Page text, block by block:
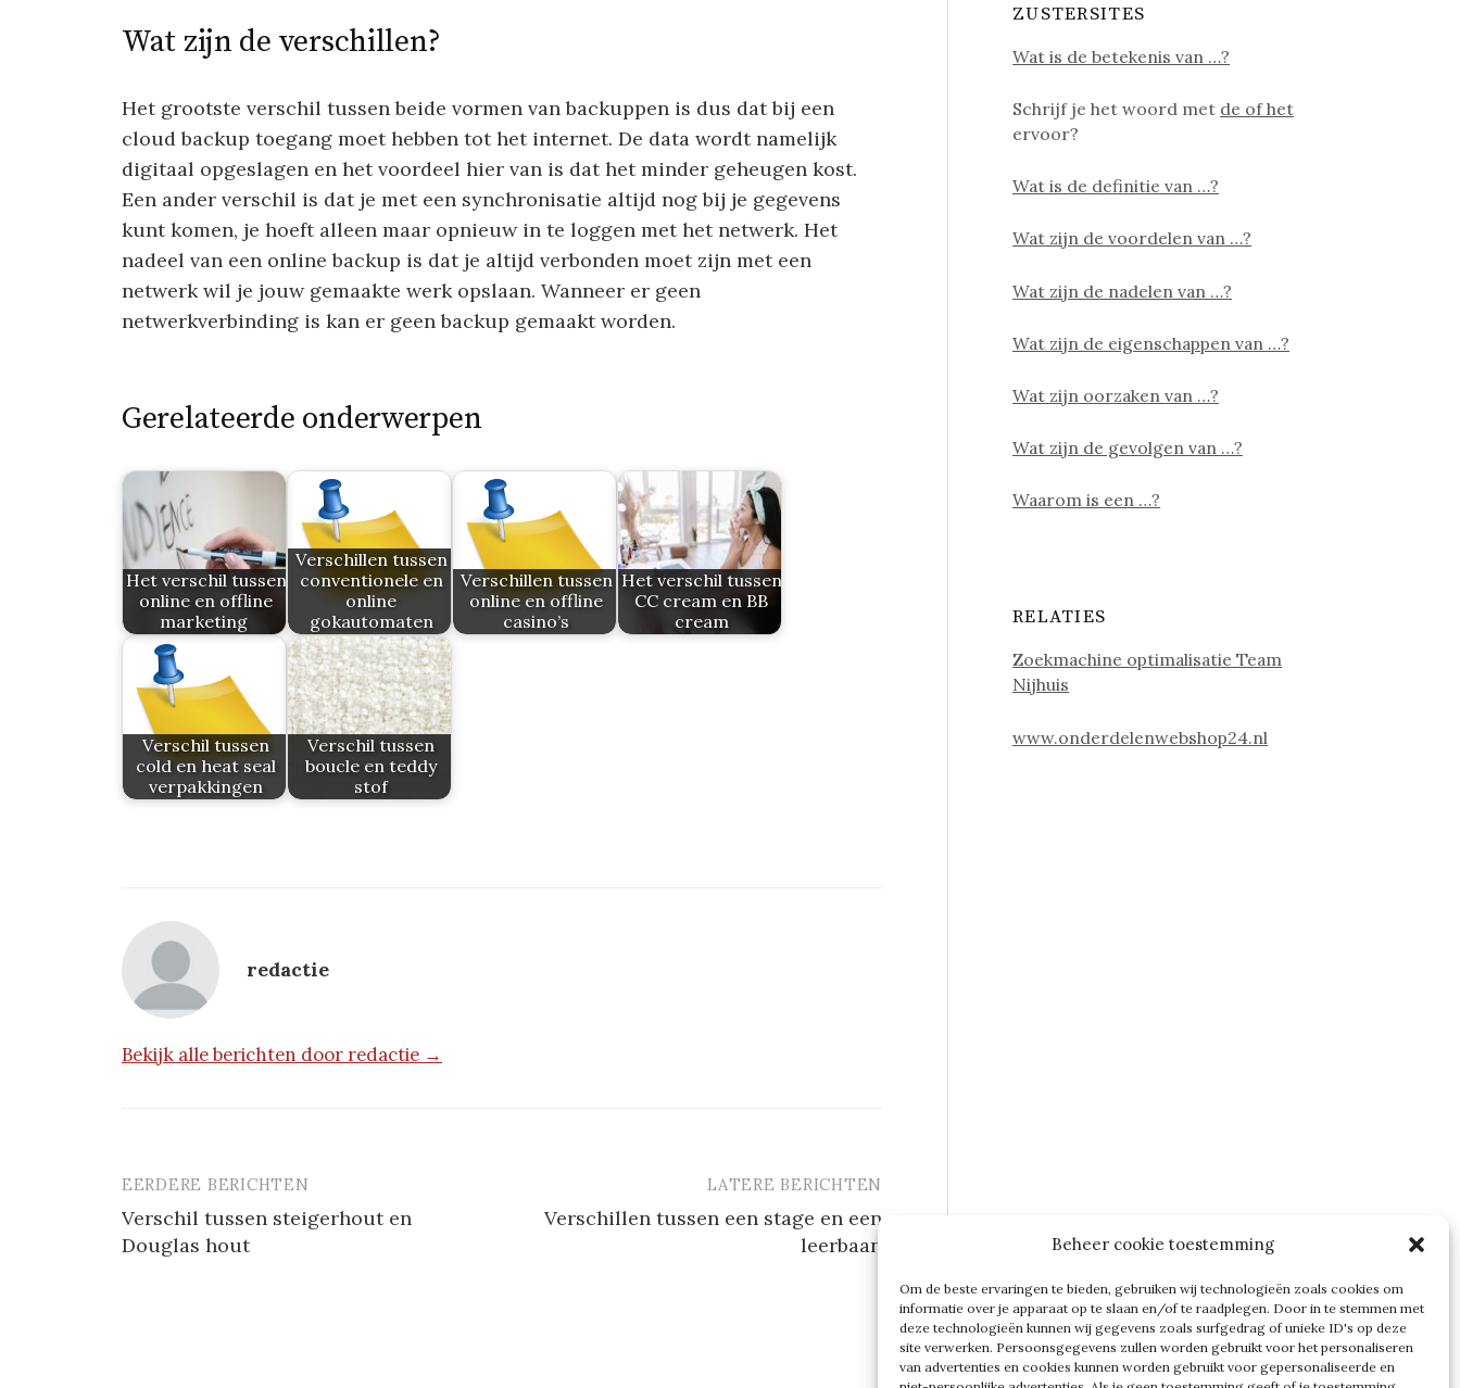
Beheer cookie toestemming
Om de beste ervaringen te bieden, gebruiken wij technologieën zoals cookies om
informatie over je apparaat op te slaan en/of te raadplegen. Door in te stemmen met
deze technologieën kunnen wij gegevens zoals surfgedrag of unieke ID's op deze
site verwerken. Persoonsgegevens zullen worden gebruikt voor het personaliseren
van advertenties en cookies kunnen worden gebruikt voor gepersonaliseerde en
Wat zijn de verschillen?
Het grootste verschil tussen beide vormen van backuppen is dus dat bij een
cloud backup toegang moet hebben tot het internet. De data wordt namelijk
digitaal opgeslagen en het voordeel hier van is dat het minder geheugen kost.
Een ander verschil is dat je met een synchronisatie altijd nog bij je gegevens
kunt komen, je hoeft alleen maar opnieuw in te loggen met het netwerk. Het
nadeel van een online backup is dat je altijd verbonden moet zijn met een
netwerk wil je jouw gemaakte werk opslaan. Wanneer er geen
netwerkverbinding is kan er geen backup gemaakt worden.
Gerelateerde onderwerpen
Het verschil tussen
online en offline
marketing
Verschillen tussen
conventionele en
online
gokautomaten
Verschillen tussen
online en offline
casino’s
Het verschil tussen
CC cream en BB
cream
Verschil tussen
cold en heat seal
verpakkingen
Verschil tussen
boucle en teddy
stof
redactie
Bekijk alle berichten door redactie →
Berichtnavigatie
EERDERE BERICHTEN
Verschil tussen steigerhout en
Douglas hout
LATERE BERICHTEN
Verschillen tussen een stage en een
leerbaan
ZUSTERSITES
Wat is de betekenis van …?
Schrijf je het woord met de of het
ervoor?
Wat is de definitie van …?
Wat zijn de voordelen van …?
Wat zijn de nadelen van …?
Wat zijn de eigenschappen van …?
Wat zijn oorzaken van …?
Wat zijn de gevolgen van …?
Waarom is een …?
RELATIES
Zoekmachine optimalisatie Team
Nijhuis
www.onderdelenwebshop24.nl